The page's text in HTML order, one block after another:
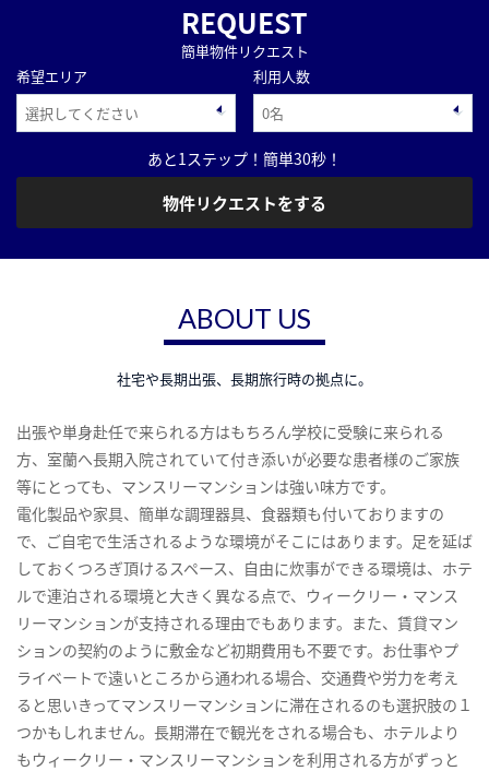
REQUEST
簡単物件リクエスト
希望エリア
利用人数
あと1ステップ！簡単30秒！
物件リクエストをする
ABOUT US
社宅や長期出張、長期旅行時の拠点に。
出張や単身赴任で来られる方はもちろん学校に受験に来られる
方、室蘭へ長期入院されていて付き添いが必要な患者様のご家族
等にとっても、マンスリーマンションは強い味方です。
電化製品や家具、簡単な調理器具、食器類も付いておりますの
で、ご自宅で生活されるような環境がそこにはあります。足を延ば
しておくつろぎ頂けるスペース、自由に炊事ができる環境は、ホテ
ルで連泊される環境と大きく異なる点で、ウィークリー・マンス
リーマンションが支持される理由でもあります。また、賃貸マン
ションの契約のように敷金など初期費用も不要です。お仕事やプ
ライベートで遠いところから通われる場合、交通費や労力を考え
ると思いきってマンスリーマンションに滞在されるのも選択肢の１
つかもしれません。長期滞在で観光をされる場合も、ホテルより
もウィークリー・マンスリーマンションを利用される方がずっと